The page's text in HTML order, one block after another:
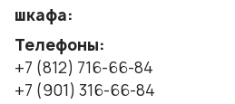
шкафа:
Телефоны:
+7 (812) 716-66-84
+7 (901) 316-66-84